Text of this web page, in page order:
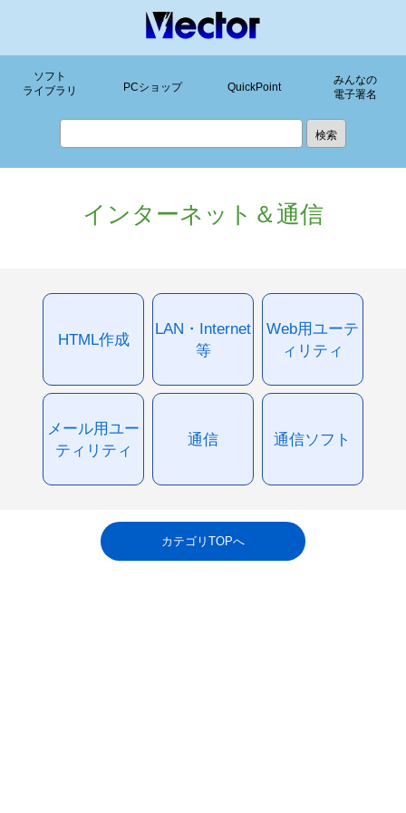
ソフト
ライブラリ
PCショップ QuickPoint
みんなの
電子署名
インターネット＆通信
HTML作成
LAN・Internet
等
Web用ユーテ
ィリティ
メール用ユー
ティリティ
通信 通信ソフト
カテゴリTOPへ